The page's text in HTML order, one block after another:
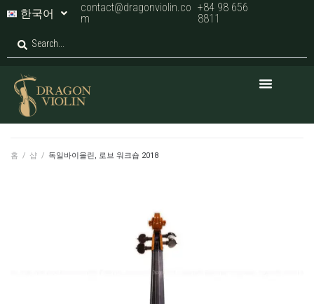
한국어
contact@dragonviolin.co
m
+84 98 656
8811
홈 / 샵 / 독일바이올린, 로브 워크숍 2018